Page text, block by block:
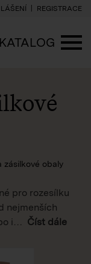
REGISTRACE
KATALOG
zásilkové obaly
pro rozesílku
nejmenších
i
Číst dále